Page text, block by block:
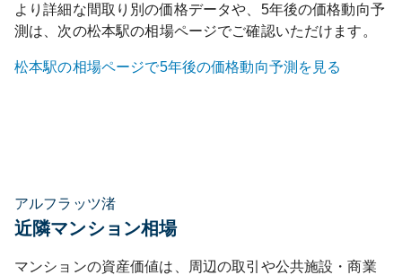
より詳細な間取り別の価格データや、5年後の価格動向予
測は、次の松本駅の相場ページでご確認いただけます。
松本駅の相場ページで5年後の価格動向予測を見る
アルフラッツ渚
近隣マンション相場
マンションの資産価値は、周辺の取引や公共施設・商業